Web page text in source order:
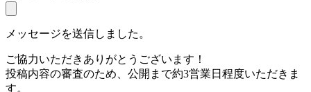
メッセージを送信しました。
ご協力いただきありがとうございます！
投稿内容の審査のため、公開まで約3営業日程度いただきま
す。